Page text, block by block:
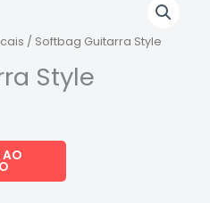
/ Softbag Guitarra Style
Style
AO